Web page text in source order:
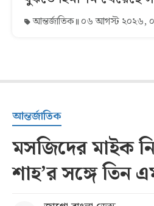
আন্তর্জাতিক ০৬ আগস্ট ২০২৬,
আন্তর্জাতিক
মসজিদের মাইক
শাহ’র সঙ্গে তিন